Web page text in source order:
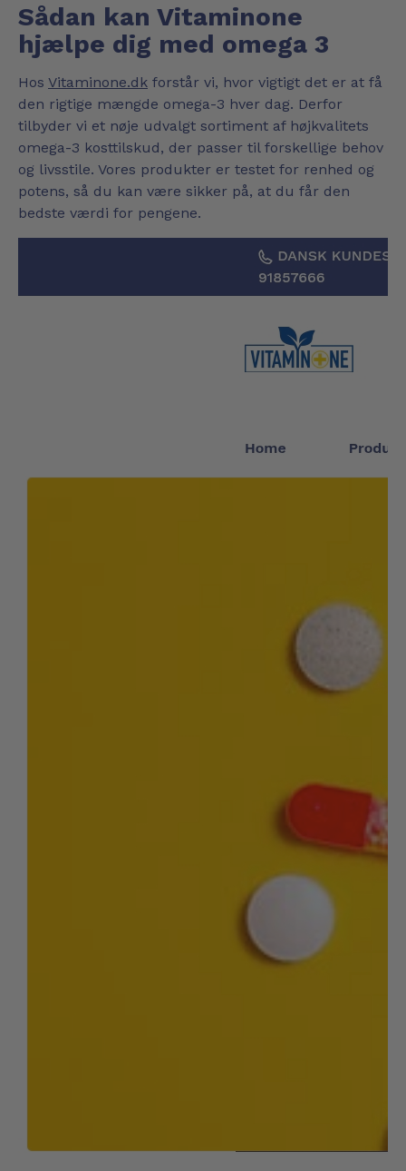
Sådan kan Vitaminone
hjælpe dig med omega 3
Hos Vitaminone.dk forstår vi, hvor vigtigt det er at få
den rigtige mængde omega-3 hver dag. Derfor
tilbyder vi et nøje udvalgt sortiment af højkvalitets
omega-3 kosttilskud, der passer til forskellige behov
og livsstile. Vores produkter er testet for renhed og
potens, så du kan være sikker på, at du får den
bedste værdi for pengene.